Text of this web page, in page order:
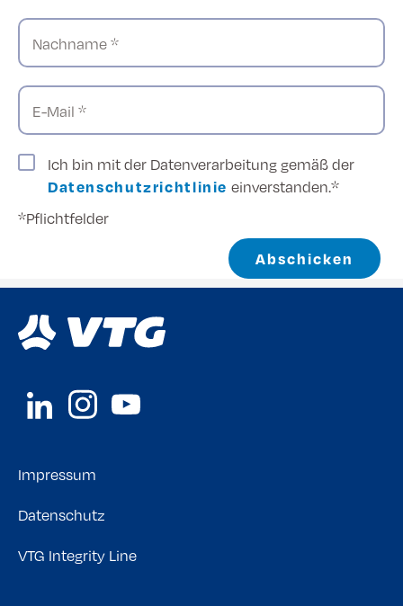
Nachname *
E-Mail *
Ich bin mit der Datenverarbeitung gemäß der
Datenschutzrichtlinie einverstanden.*
*Pflichtfelder
Abschicken
Impressum
Datenschutz
VTG Integrity Line